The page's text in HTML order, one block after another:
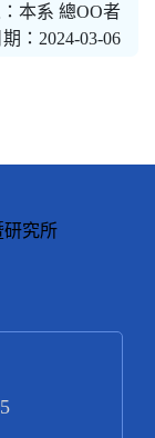
本系 總OO者
：2024-03-06